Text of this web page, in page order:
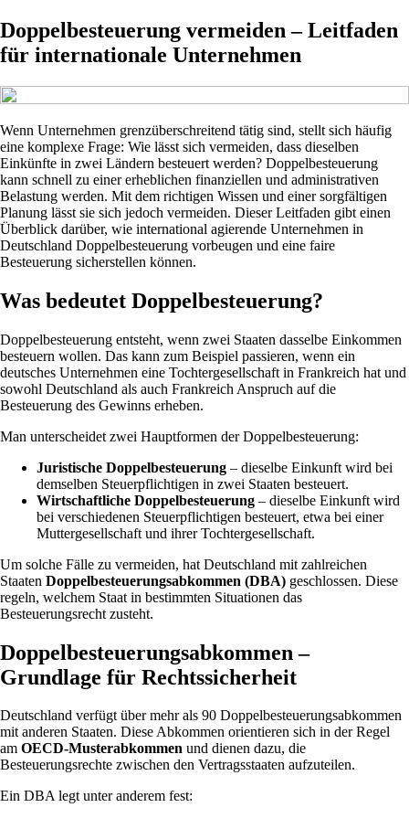
Doppelbesteuerung vermeiden – Leitfaden
für internationale Unternehmen
Wenn Unternehmen grenzüberschreitend tätig sind, stellt sich häufig
eine komplexe Frage: Wie lässt sich vermeiden, dass dieselben
Einkünfte in zwei Ländern besteuert werden? Doppelbesteuerung
kann schnell zu einer erheblichen finanziellen und administrativen
Belastung werden. Mit dem richtigen Wissen und einer sorgfältigen
Planung lässt sie sich jedoch vermeiden. Dieser Leitfaden gibt einen
Überblick darüber, wie international agierende Unternehmen in
Deutschland Doppelbesteuerung vorbeugen und eine faire
Besteuerung sicherstellen können.
Was bedeutet Doppelbesteuerung?
Doppelbesteuerung entsteht, wenn zwei Staaten dasselbe Einkommen
besteuern wollen. Das kann zum Beispiel passieren, wenn ein
deutsches Unternehmen eine Tochtergesellschaft in Frankreich hat und
sowohl Deutschland als auch Frankreich Anspruch auf die
Besteuerung des Gewinns erheben.
Man unterscheidet zwei Hauptformen der Doppelbesteuerung:
Juristische Doppelbesteuerung – dieselbe Einkunft wird bei
demselben Steuerpflichtigen in zwei Staaten besteuert.
Wirtschaftliche Doppelbesteuerung – dieselbe Einkunft wird
bei verschiedenen Steuerpflichtigen besteuert, etwa bei einer
Muttergesellschaft und ihrer Tochtergesellschaft.
Um solche Fälle zu vermeiden, hat Deutschland mit zahlreichen
Staaten Doppelbesteuerungsabkommen (DBA) geschlossen. Diese
regeln, welchem Staat in bestimmten Situationen das
Besteuerungsrecht zusteht.
Doppelbesteuerungsabkommen –
Grundlage für Rechtssicherheit
Deutschland verfügt über mehr als 90 Doppelbesteuerungsabkommen
mit anderen Staaten. Diese Abkommen orientieren sich in der Regel
am OECD-Musterabkommen und dienen dazu, die
Besteuerungsrechte zwischen den Vertragsstaaten aufzuteilen.
Ein DBA legt unter anderem fest: